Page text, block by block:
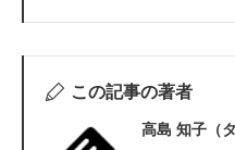
この記事の著者
高島 知子（